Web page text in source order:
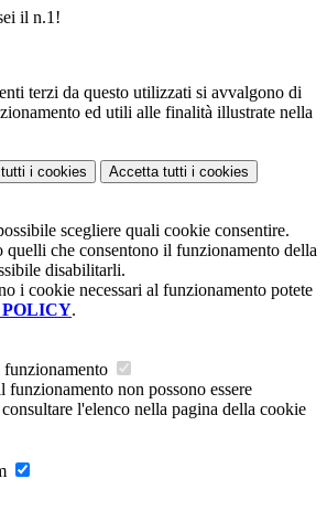
il n.1!
terzi da questo utilizzati si avvalgono di
ed utili alle finalità illustrate nella
i cookies Accetta tutti i cookies
scegliere quali cookie consentire.
quelli che consentono il funzionamento della
disabilitarli.
i cookie necessari al funzionamento potete
.
funzionamento
funzionamento non possono essere
l'elenco nella pagina della cookie